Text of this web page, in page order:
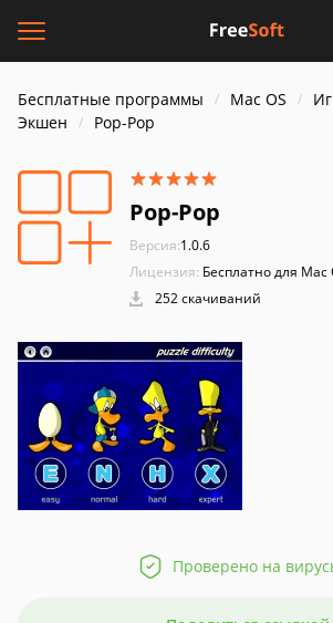
Бесплатные программы Mac OS
Экшен
Pop-Pop
Pop-Pop
Версия:1.0.6
Лицензия: Бесплатно для Mac
252 скачиваний
Проверено на